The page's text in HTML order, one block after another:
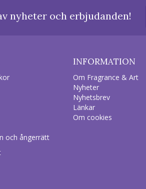
nyheter och erbjudanden!
och ångerrätt
INFORMATION
Om Fragrance & Art
Nyheter
Nyhetsbrev
Länkar
Om cookies